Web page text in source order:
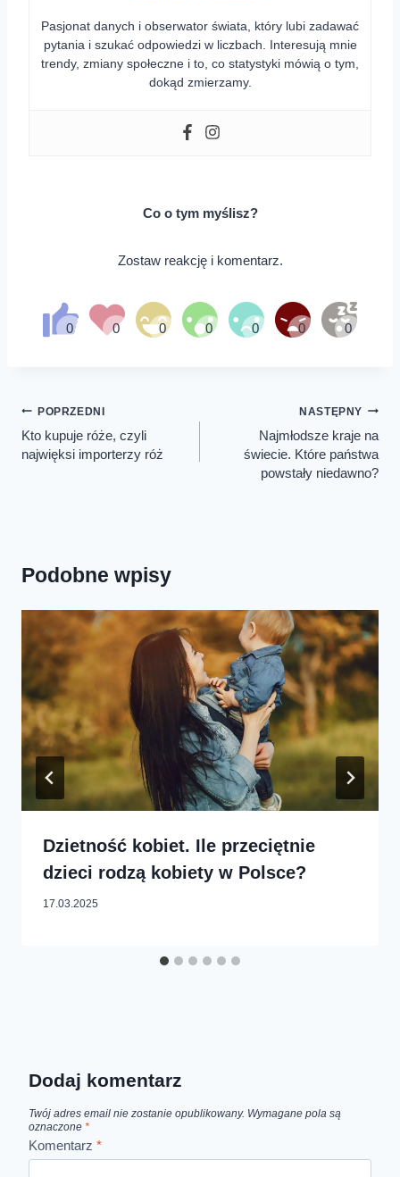
Pasjonat danych i obserwator świata, który lubi zadawać
pytania i szukać odpowiedzi w liczbach. Interesują mnie
trendy, zmiany społeczne i to, co statystyki mówią o tym,
dokąd zmierzamy.
Co o tym myślisz?
Zostaw reakcję i komentarz.
Nawigacja
wpisu
POPRZEDNI
Kto kupuje róże, czyli
najwięksi importerzy róż
NASTĘPNY
Najmłodsze kraje na
świecie. Które państwa
powstały niedawno?
Podobne wpisy
Dzietność kobiet. Ile przeciętnie
dzieci rodzą kobiety w Polsce?
17.03.2025
Dodaj komentarz
Twój adres email nie zostanie opublikowany. Wymagane pola są
oznaczone *
Komentarz *